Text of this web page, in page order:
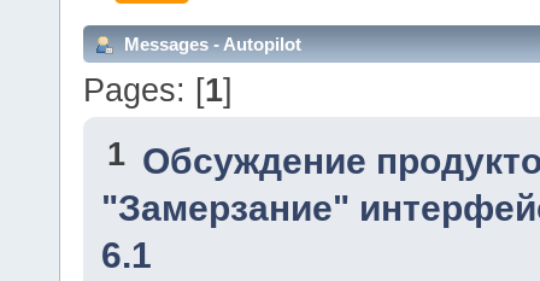
Messages - Autopilot
Pages: [1]
1 Обсуждение
"Замерзание"
6.1